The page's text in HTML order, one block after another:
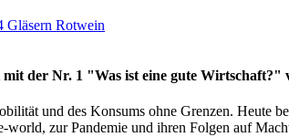
Gläsern Rotwein
der Nr. 1 "Was ist eine gute Wirtschaft?"
und des Konsums ohne Grenzen. Heute
zur Pandemie und ihren Folgen auf